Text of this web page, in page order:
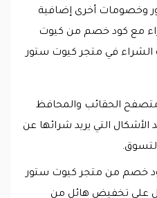
وخصومات أخرى إضافية
مع كود خصم من كيوت
الشراء في متجر كيوت ستور
متصفح الحقائب والمحافظ
الأشكال التي يريد شرائها عن
خصم من متجر كيوت ستور
على تخفيض هائل من